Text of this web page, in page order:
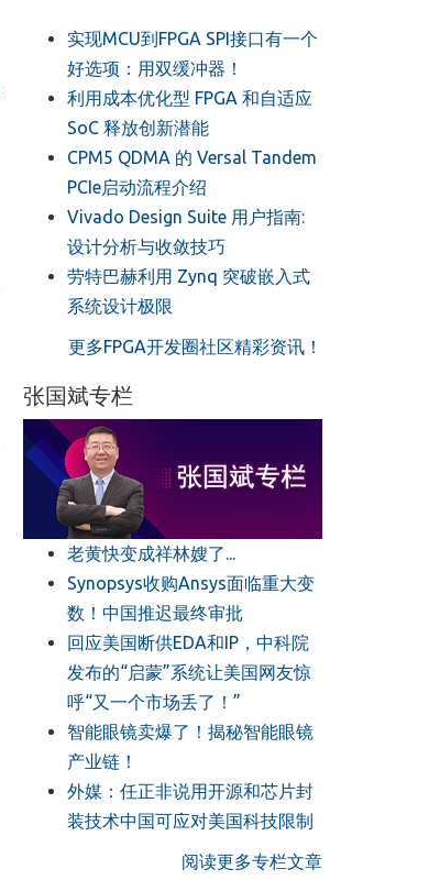
实现MCU到FPGA SPI接口有一个
好选项：用双缓冲器！
利用成本优化型 FPGA 和自适应
SoC 释放创新潜能
CPM5 QDMA 的 Versal Tandem
PCIe启动流程介绍
Vivado Design Suite 用户指南:
设计分析与收敛技巧
劳特巴赫利用 Zynq 突破嵌入式
系统设计极限
更多FPGA开发圈社区精彩资讯！
张国斌专栏
老黄快变成祥林嫂了...
Synopsys收购Ansys面临重大变
数！中国推迟最终审批
回应美国断供EDA和IP，中科院
发布的“启蒙”系统让美国网友惊
呼“又一个市场丢了！”
智能眼镜卖爆了！揭秘智能眼镜
产业链！
外媒：任正非说用开源和芯片封
装技术中国可应对美国科技限制
阅读更多专栏文章